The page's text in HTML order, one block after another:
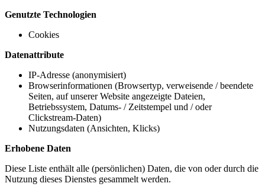
Genutzte Technologien
Cookies
Datenattribute
IP-Adresse (anonymisiert)
Browserinformationen (Browsertyp, verweisende / beendete
Seiten, auf unserer Website angezeigte Dateien,
Betriebssystem, Datums- / Zeitstempel und / oder
Clickstream-Daten)
Nutzungsdaten (Ansichten, Klicks)
Erhobene Daten
Diese Liste enthält alle (persönlichen) Daten, die von oder durch die
Nutzung dieses Dienstes gesammelt werden.